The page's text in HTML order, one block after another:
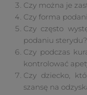
Czy można je
Czy forma
Czy często
podaniu sterydu?
Czy podczas
kontrolować
Czy dziecko,
szansę na